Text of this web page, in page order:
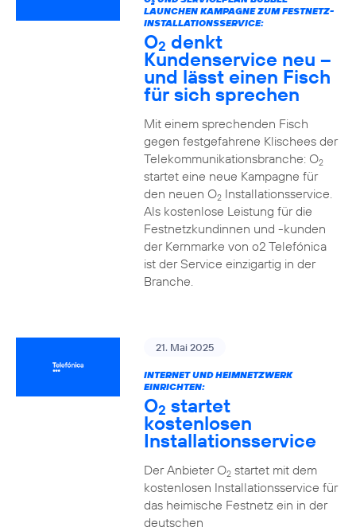
2
LAUNCHEN KAMPAGNE ZUM FESTNETZ-
INSTALLATIONSSERVICE:
O2 denkt
Kundenservice neu –
und lässt einen Fisch
für sich sprechen
Mit einem sprechenden Fisch
gegen festgefahrene Klischees der
Telekommunikationsbranche: O2
startet eine neue Kampagne für
den neuen O2Installationsservice.
Als kostenlose Leistung für die
Festnetzkundinnen und -kunden
der Kernmarke von o2 Telefónica
ist der Service einzigartig in der
Branche.
21. Mai 2025
INTERNET UND HEIMNETZWERK
EINRICHTEN:
O2 startet
kostenlosen
Installationsservice
Der Anbieter O2startet mit dem
kostenlosen Installationsservice für
das heimische Festnetz ein in der
deutschen